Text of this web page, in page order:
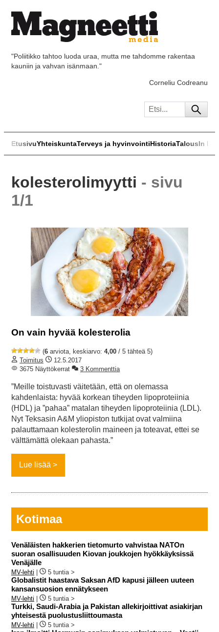
"Poliitikko tahtoo luoda uraa, mutta me tahdomme rakentaa
kauniin ja vahvan isänmaan."
Corneliu Codreanu
EtusivuYhteiskuntaTerveys ja hyvinvointiHistoriaTalousIn
kolesterolimyytti - sivu
1/1
On vain hyvää kolesterolia
(6 arviota, keskiarvo: 4,00 / 5 tähteä 5)
Toimitus
12.5.2017
3675 Näyttökerrat
3 Kommenttia
”Meille toistuvasti väitetään, että on olemassa
kahdenlaista: hyvää korkean tiheyden lipoproteiinia
(HDL) ja ”pahaa” matalan tiheyden lipoproteiinia (LDL).
Nyt Teksasin A&M yliopiston tutkijat ovat valmiina
palauttamaan kolesterolin maineen ja toteavat, ettei se
välttämättä olekaan pahasta.”
Lue lisää
Kotimaa
Venäläisten hakkerien tietomurto vahvistaa NATOn
suoran osallisuuden Kiovan joukkojen hyökkäyksissä
Venäjälle
MV-lehti 5 tuntia >
Globalistit haastava Saksan AfD kapusi jälleen uuteen
kansansuosion ennätykseen
MV-lehti 5 tuntia >
Turkki, Saudi-Arabia ja Pakistan allekirjoittivat asiakirjan
yhteisestä puolustusliittoumasta
MV-lehti 5 tuntia >